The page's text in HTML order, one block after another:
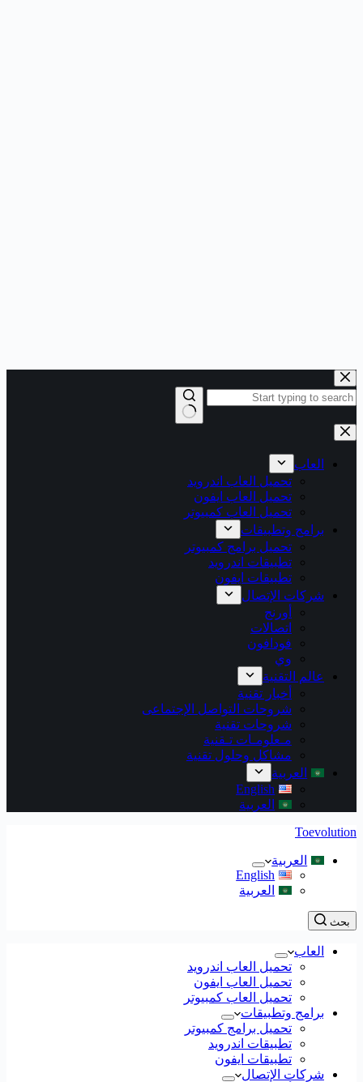
التجاوز
إلى
المحتوى
نتائج
العاب
تحميل العاب اندرويد
تحميل العاب ايفون
تحميل العاب كمبيوتر
برامج وتطبيقات
تحميل برامج كمبيوتر
تطبيقات اندرويد
تطبيقات ايفون
شركات الإتصال
أورنج
اتصالات
فودافون
وي
عالم التقنية
أخبار تقنية
شروحات التواصل الإجتماعى
شروحات تقنية
مـعلومـات تـقنية
مشاكل وحلول تقنية
العربية
English
العربية
Toevolution
العربية
English
العربية
بحث
العاب
تحميل العاب اندرويد
تحميل العاب ايفون
تحميل العاب كمبيوتر
برامج وتطبيقات
تحميل برامج كمبيوتر
تطبيقات اندرويد
تطبيقات ايفون
شركات الإتصال